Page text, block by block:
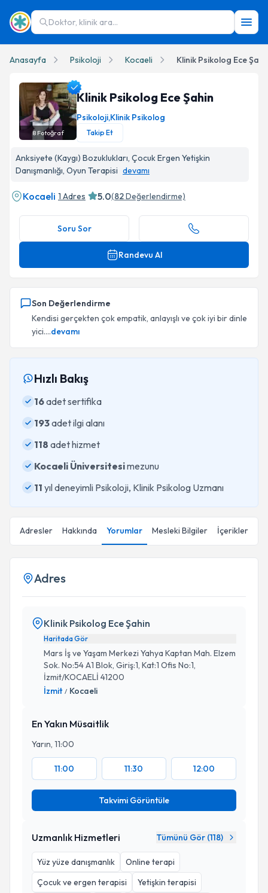
Doktor, klinik ara...
Anasayfa Psikoloji Kocaeli Klinik Psikolog Ece
8Fotoğraf
Klinik Psikolog Ece Şahin
Psikoloji,Klinik Psikolog
Takip Et
Anksiyete (Kaygı) Bozuklukları, Çocuk Ergen Yetişkin
Danışmanlığı, Oyun Terapisi devamı
Kocaeli 1 Adres 5.0(82Değerlendirme)
Soru Sor
Randevu Al
Son Değerlendirme
Kendisi gerçekten çok empatik, anlayışlı ve çok iyi bir dinle
yici....devamı
Hızlı Bakış
16adet sertifika
193adet ilgi alanı
118 adet hizmet
Kocaeli Üniversitesimezunu
11 yıl deneyimli Psikoloji, Klinik Psikolog Uzmanı
Adresler Hakkında Yorumlar Mesleki Bilgiler İçerikler
Adres
Klinik Psikolog Ece Şahin
Haritada Gör
Mars İş ve Yaşam Merkezi Yahya Kaptan Mah. Elzem
Sok. No:54 A1 Blok, Giriş:1, Kat:1 Ofis No:1,
İzmit/KOCAELİ 41200
İzmit / Kocaeli
En Yakın Müsaitlik
Yarın, 11:00
11:00 11:30 12:00
Takvimi Görüntüle
Uzmanlık Hizmetleri Tümünü Gör (118)
Yüz yüze danışmanlık
Online terapi
Çocuk ve ergen terapisi
Yetişkin terapisi